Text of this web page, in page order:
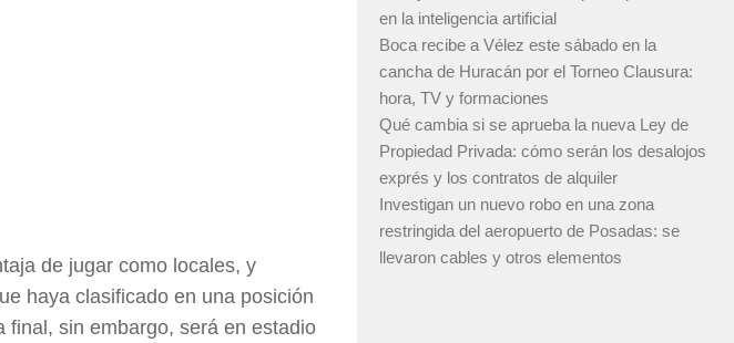
de jugar como locales, y
haya clasificado en una posición
final, sin embargo, será en estadio
en la inteligencia artificial
Boca recibe a Vélez este sábado en la
cancha de Huracán por el Torneo Clausura:
hora, TV y formaciones
Qué cambia si se aprueba la nueva Ley de
Propiedad Privada: cómo serán los desalojos
exprés y los contratos de alquiler
Investigan un nuevo robo en una zona
restringida del aeropuerto de Posadas: se
llevaron cables y otros elementos